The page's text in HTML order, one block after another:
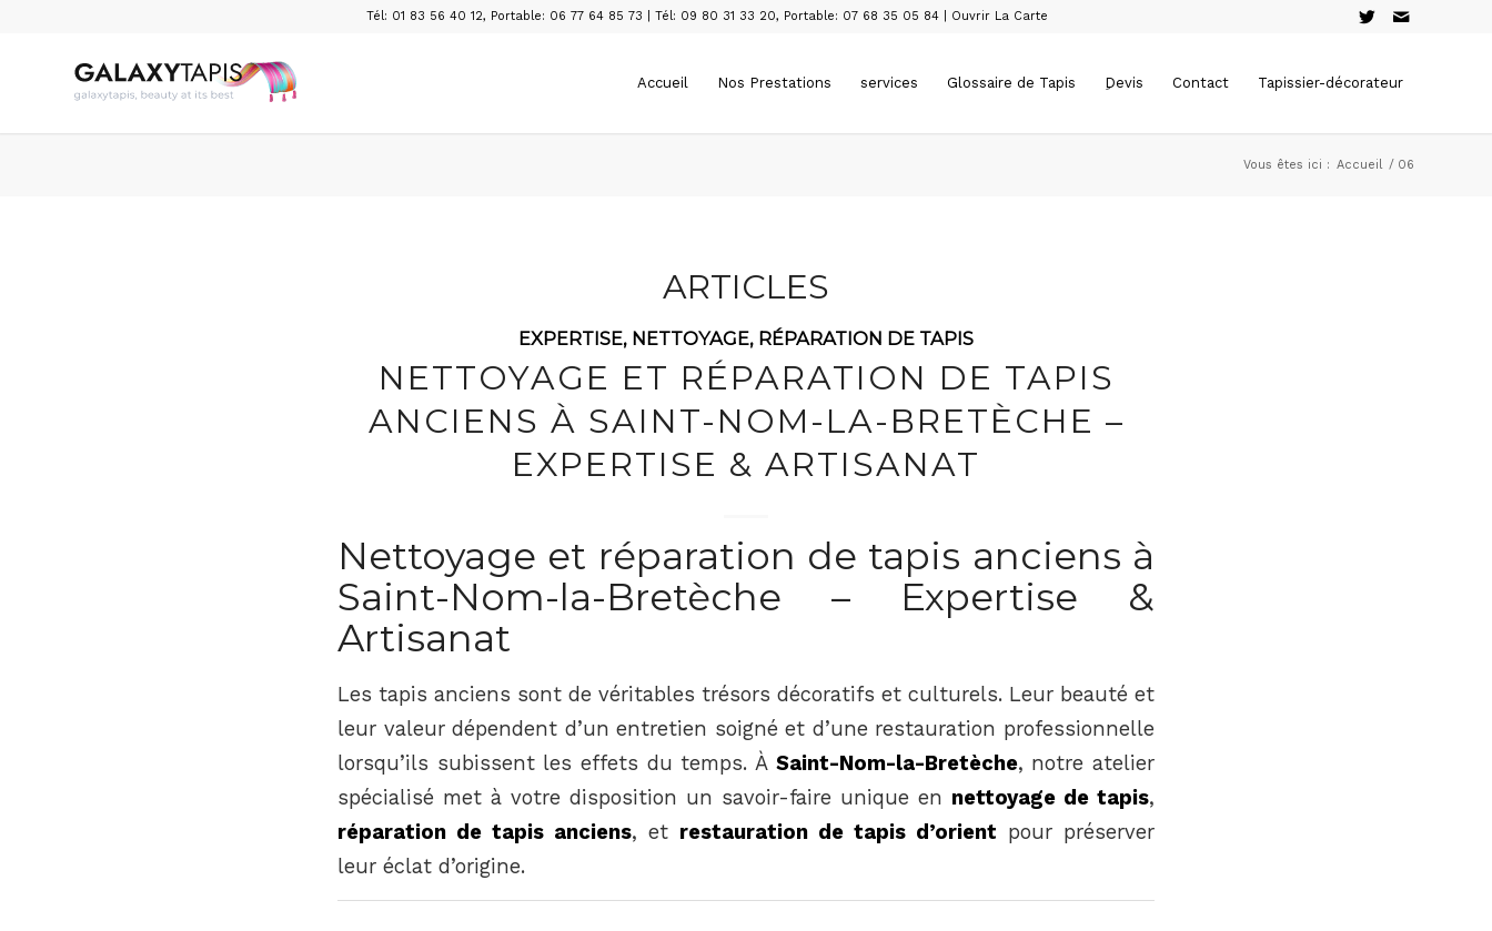
Tél: 01 83 56 40 12, Portable: 06 77 64 85 73 Tél: 09 80 31 33 20, Portable: 07 68 35 05 84| Ouvrir La Carte
Accueil Nos Prestations services Glossaire de Tapis ِDevis Contact Tapissier-décorateur
Vous êtes ici : Accueil / 06
ARTICLES
EXPERTISE, NETTOYAGE, RÉPARATION DE TAPIS
NETTOYAGE ET RÉPARATION DE TAPIS
ANCIENS À SAINT-NOM-LA-BRETÈCHE –
EXPERTISE & ARTISANAT
Nettoyage et réparation de tapis anciens à
Saint-Nom-la-Bretèche – Expertise &
Artisanat
Les tapis anciens sont de véritables trésors décoratifs et culturels. Leur beauté et
leur valeur dépendent d’un entretien soigné et d’une restauration professionnelle
lorsqu’ils subissent les effets du temps. À Saint-Nom-la-Bretèche, notre atelier
spécialisé met à votre disposition un savoir-faire unique en nettoyage de tapis,
réparation de tapis anciens, et restauration de tapis d’orient pour préserver
leur éclat d’origine.